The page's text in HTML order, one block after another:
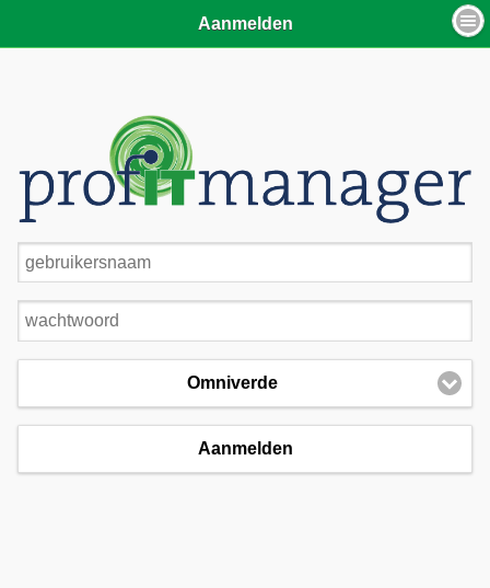
Aanmelden
Gebruikersnaam: *
Wachtwoord:
*
Omniverde
Aanmelden